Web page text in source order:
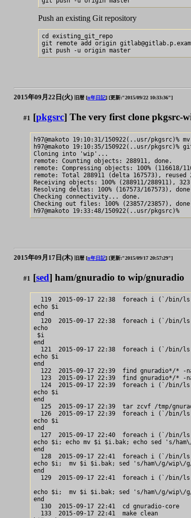
Push an existing Git repository
cd existing_git_repo
git remote add origin
2015年09月22日(火) 旧暦 [n年日記] [更新:"2015/09/22 10:33:36"]
#1 [pkgsrc] The very first clone pkgsrc-
h97@makoto 19:10:31/150922(..usr/pkgsrc)%
h97@makoto 19:10:35/150922(..usr/
Cloning into 'wip'...
remote: Counting objects: 288911, done.
remote: Compressing objects: 100% (116618/
remote: Total 288911 (delta 167573), reused
Receiving objects: 100% (288911/288911),
Resolving deltas: 100% (167573/167573),
Checking connectivity... done.
Checking out files: 100% (23857/23857),
2015年09月17日(木) 旧暦 [n年日記] [更新:"2015/09/17 20:57:29"]
#1 [sed] ham/gnuradio to wip/gnuradio
119  2015-09-17 22:38  foreach i (`/bin/
echo $i
end
120  2015-09-17 22:38  foreach i (`/bin/
echo
$i
121  2015-09-17 22:38  foreach i (`/bin/
echo $i
122  2015-09-17 22:39
123  2015-09-17 22:39
124  2015-09-17 22:39  foreach i (`/bin/
echo $i
125  2015-09-17
126  2015-09-17 22:39  foreach i (`/bin/
echo $i
127  2015-09-17 22:40  foreach i (`/bin/
echo $i; echo mv $i $i.bak; echo sed 's/
128  2015-09-17 22:41  foreach i (`/bin/
echo $i;  mv $i $i.bak; sed 's/ham\/g/wip\/
129  2015-09-17 22:41  foreach i (`/bin/
echo $i;  mv $i $i.bak; sed 's/ham\/g/wip\/
  130  2015-09-17 22:41  cd gnuradio-core
  133  2015-09-17 22:41  make clean